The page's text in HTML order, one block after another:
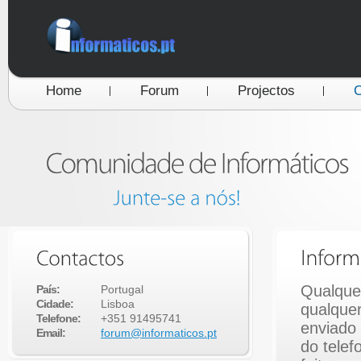
Home Forum Projectos
País:
Cidade:
Telefone:
Email:
Portugal
Lisboa
+351 91495741
forum@informaticos.pt
do